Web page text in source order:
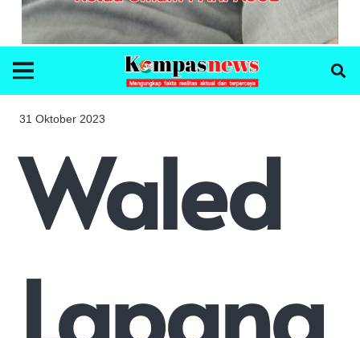
31 Oktober 2023
Waled